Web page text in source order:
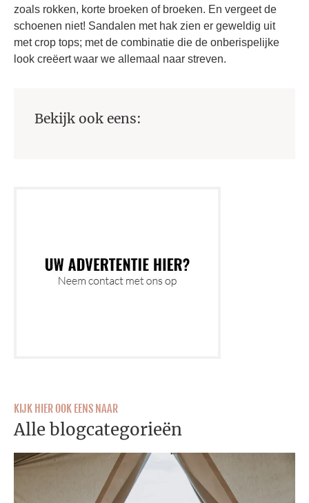
zoals rokken, korte broeken of broeken. En vergeet de
schoenen niet! Sandalen met hak zien er geweldig uit
met crop tops; met de combinatie die de onberispelijke
look creëert waar we allemaal naar streven.
Bekijk ook eens:
KIJK HIER OOK EENS NAAR
Alle blogcategorieën